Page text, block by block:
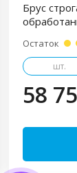
Брус
Остаток
шт.
58